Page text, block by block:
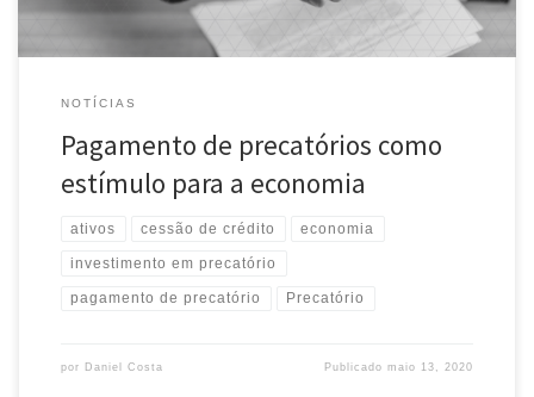
NOTÍCIAS
Pagamento de precatórios como
estímulo para a economia
ativos cessão de crédito economia
investimento em precatório
pagamento de precatório Precatório
por Daniel Costa Publicadomaio 13, 2020